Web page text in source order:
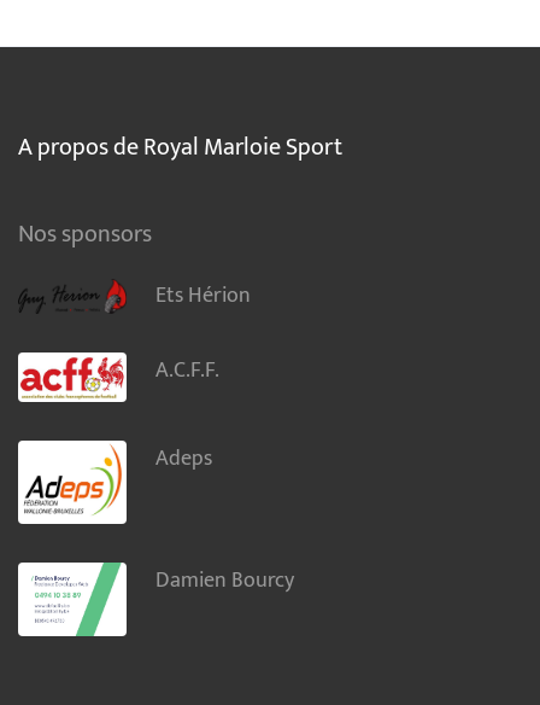
A propos de Royal Marloie Sport
Nos sponsors
Ets Hérion
A.C.F.F.
Adeps
Damien Bourcy